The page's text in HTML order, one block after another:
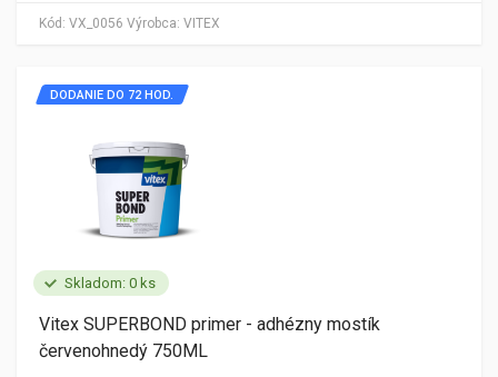
Kód: VX_0056 Výrobca: VITEX
Skladom: 0 ks
DODANIE DO 72 HOD.
Vitex SUPERBOND primer - adhézny mostík
červenohnedý 750ML